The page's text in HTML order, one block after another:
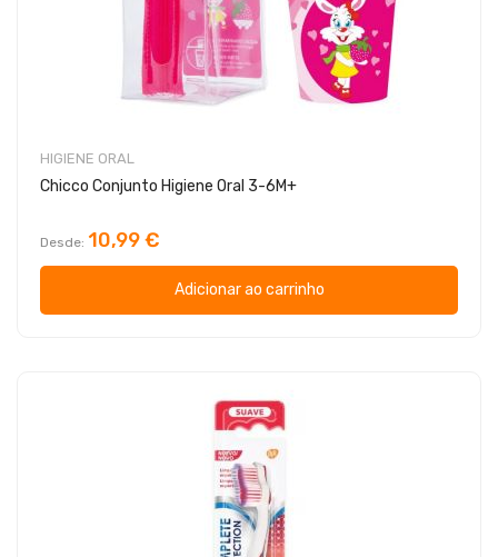
HIGIENE ORAL
Chicco Conjunto Higiene Oral 3-6M+
Desde 10,99 €
Adicionar ao carrinho